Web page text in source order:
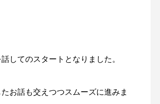
してのスタートとなりました。
お話も交えつつスムーズに進みま